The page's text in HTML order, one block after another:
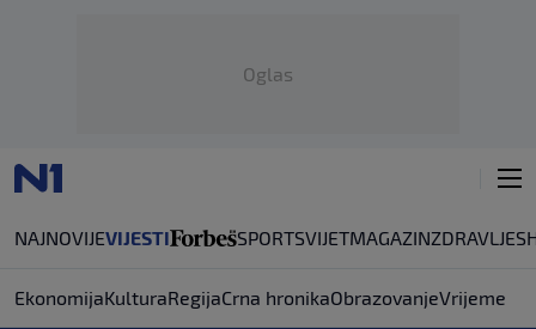
Oglas
NAJNOVIJEVIJESTI SPORTSVIJETMAGAZINZDRAVLJE
EkonomijaKulturaRegijaCrna hronikaObrazovanjeVrijeme